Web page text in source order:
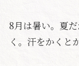
8月は暑い。夏
く。汗をかくと